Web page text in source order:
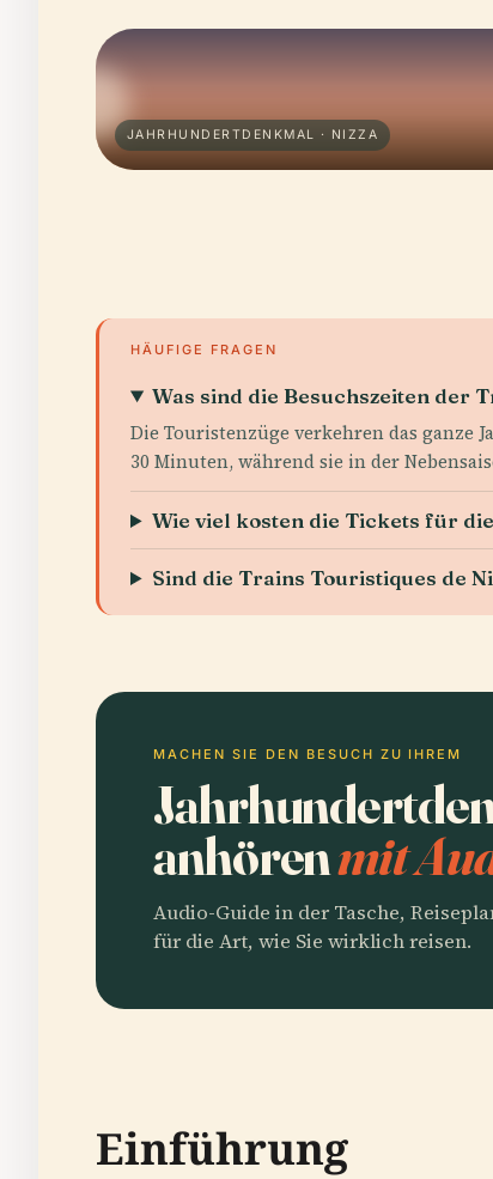
JAHRHUNDERTDENKMAL · NIZZA
HÄUFIGE FRAGEN
Was sind die Besuchszeiten der
Die Touristenzüge verkehren das ganze
30 Minuten, während sie in der
Wie viel kosten die Tickets für
Sind die Trains Touristiques de
MACHEN SIE DEN BESUCH ZU IHREM
anhörenmit
Audio-Guide in der Tasche,
für die Art, wie Sie wirklich reisen.
Einführung